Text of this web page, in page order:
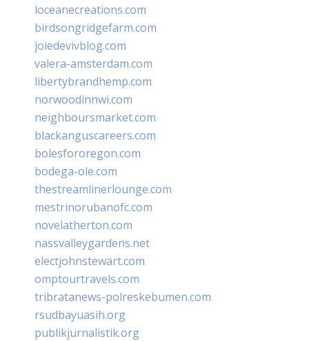
loceanecreations.com
birdsongridgefarm.com
joiedevivblog.com
valera-amsterdam.com
libertybrandhemp.com
norwoodinnwi.com
neighboursmarket.com
blackanguscareers.com
bolesfororegon.com
bodega-ole.com
thestreamlinerlounge.com
mestrinorubanofc.com
novelatherton.com
nassvalleygardens.net
electjohnstewart.com
omptourtravels.com
tribratanews-polreskebumen.com
rsudbayuasih.org
publikjurnalistik.org